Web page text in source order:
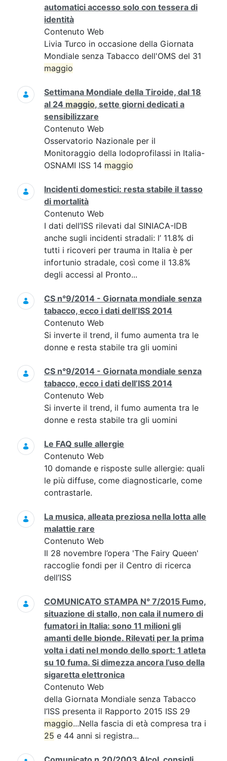
automatici accesso solo con tessera di
identità
Contenuto Web
Livia Turco in occasione della Giornata
Mondiale senza Tabacco dell'OMS del 31
maggio
Settimana Mondiale della Tiroide, dal 18
al 24 maggio, sette giorni dedicati a
sensibilizzare
Contenuto Web
Osservatorio Nazionale per il
Monitoraggio della Iodoprofilassi in Italia-
OSNAMI ISS 14 maggio
Incidenti domestici: resta stabile il tasso
di mortalità
Contenuto Web
I dati dell’ISS rilevati dal SINIACA-IDB
anche sugli incidenti stradali: l’ 11.8% di
tutti i ricoveri per trauma in Italia è per
infortunio stradale, così come il 13.8%
degli accessi al Pronto...
CS n°9/2014 - Giornata mondiale senza
tabacco, ecco i dati dell’ISS 2014
Contenuto Web
Si inverte il trend, il fumo aumenta tra le
donne e resta stabile tra gli uomini
CS n°9/2014 - Giornata mondiale senza
tabacco, ecco i dati dell’ISS 2014
Contenuto Web
Si inverte il trend, il fumo aumenta tra le
donne e resta stabile tra gli uomini
Le FAQ sulle allergie
Contenuto Web
10 domande e risposte sulle allergie: quali
le più diffuse, come diagnosticarle, come
contrastarle.
La musica, alleata preziosa nella lotta alle
malattie rare
Contenuto Web
Il 28 novembre l’opera 'The Fairy Queen'
raccoglie fondi per il Centro di ricerca
dell’ISS
COMUNICATO STAMPA N° 7/2015 Fumo,
situazione di stallo, non cala il numero di
fumatori in Italia: sono 11 milioni gli
amanti delle bionde. Rilevati per la prima
volta i dati nel mondo dello sport: 1 atleta
su 10 fuma. Si dimezza ancora l’uso della
sigaretta elettronica
Contenuto Web
della Giornata Mondiale senza Tabacco
l’ISS presenta il Rapporto 2015 ISS 29
maggio...Nella fascia di età compresa tra i
25 e 44 anni si registra...